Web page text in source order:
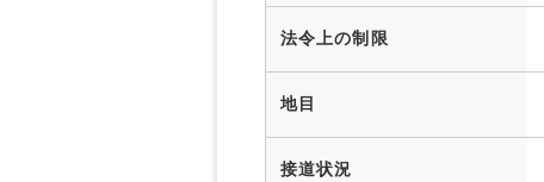
法令上の制限
地目
接道状況